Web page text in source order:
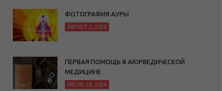
ФОТОГРАФИЯ АУРЫ
АВГУСТ 1, 2026
ПЕРВАЯ ПОМОЩЬ В АЮРВЕДИЧЕСКОЙ
МЕДИЦИНЕ
ИЮЛЬ 30, 2026